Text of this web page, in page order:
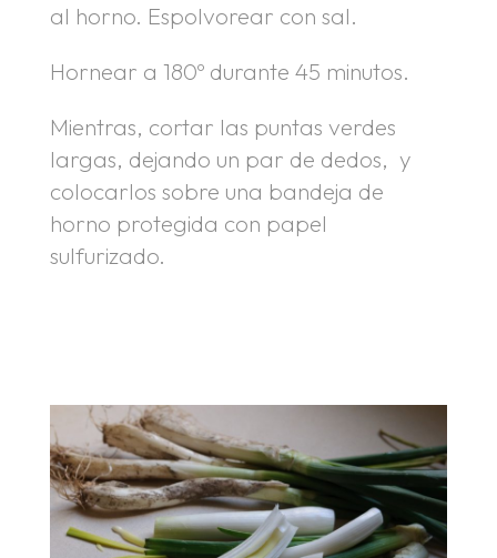
al horno. Espolvorear con sal.
Hornear a 180º durante 45 minutos.
Mientras, cortar las puntas verdes
largas, dejando un par de dedos, y
colocarlos sobre una bandeja de
horno protegida con papel
sulfurizado.